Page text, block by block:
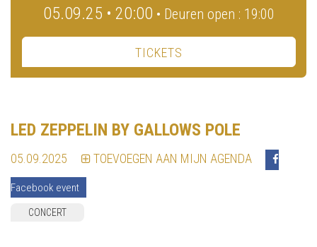
05.09.25 • 20:00 • Deuren open : 19:00
TICKETS
LED ZEPPELIN BY GALLOWS POLE
05.09.2025 TOEVOEGEN AAN MIJN AGENDA
Facebook event
CONCERT